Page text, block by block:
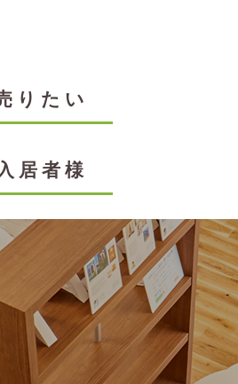
りたい
居者様